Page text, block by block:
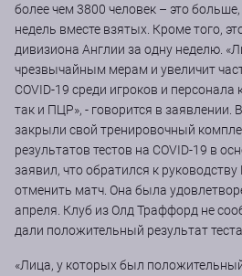
более чем 3800 человек – это
недель вместе взятых. Кроме того,
дивизиона Англии за одну неделю.
чрезвычайным мерам и увеличит
COVID-19 среди игроков и персонала
так и ПЦР», - говорится в заявлении.
закрыли свой тренировочный
результатов тестов на COVID-19 в
заявил, что обратился к
отменить матч. Она была
апреля. Клуб из Олд Траффорд не
дали положительный результат
«Лица, у которых был положительный